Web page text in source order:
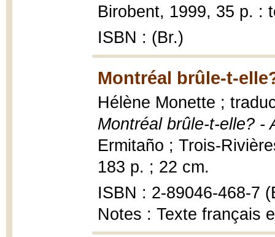
Birobent, 1999, 35 p. :
ISBN : (Br.)
Montréal brûle-t-
Hélène Monette ;
Montréal brûle-t-elle? -
Ermitaño ; Trois-
183 p. ; 22 cm.
ISBN : 2-89046-468-7
Notes : Texte français